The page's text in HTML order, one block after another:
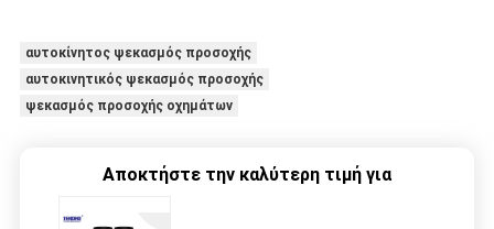
αυτοκίνητος ψεκασμός προσοχής
αυτοκινητικός ψεκασμός προσοχής
ψεκασμός προσοχής οχημάτων
Αποκτήστε την καλύτερη τιμή για